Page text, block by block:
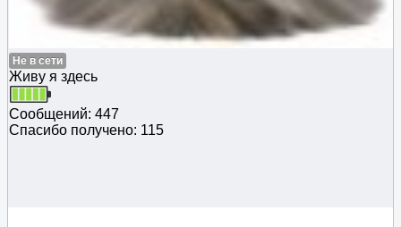
Не в сети
Живу я здесь
Сообщений: 447
Спасибо получено: 115